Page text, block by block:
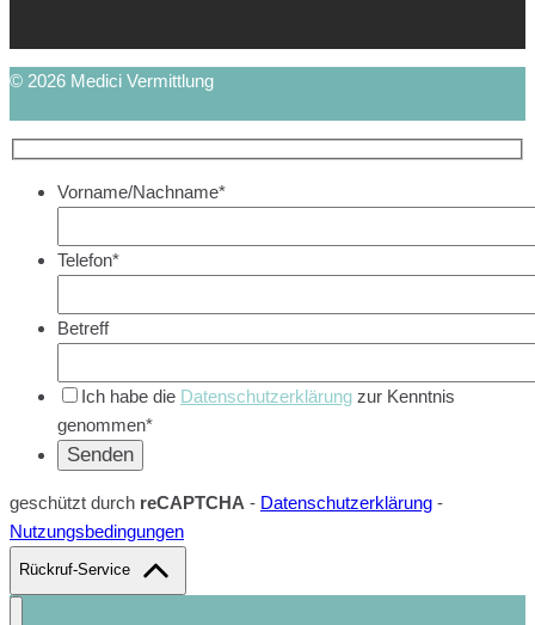
© 2026 Medici Vermittlung
Vorname/Nachname*
Telefon*
Betreff
Ich habe die Datenschutzerklärung zur Kenntnis
genommen*
geschützt durch reCAPTCHA - Datenschutzerklärung -
Nutzungsbedingungen
Rückruf-Service